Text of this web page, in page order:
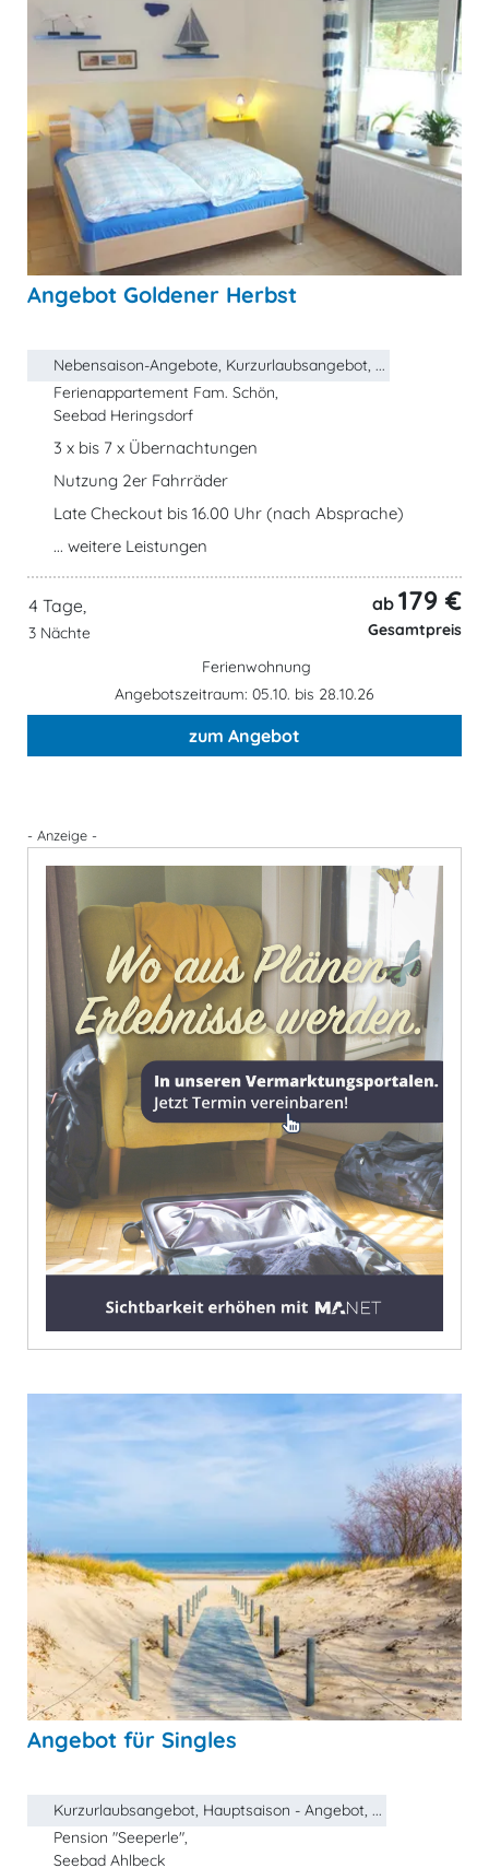
Angebot Goldener Herbst
Nebensaison-Angebote, Kurzurlaubsangebot, ...
Ferienappartement Fam. Schön,
Seebad Heringsdorf
3 x bis 7 x Übernachtungen
Nutzung 2er Fahrräder
Late Checkout bis 16.00 Uhr (nach Absprache)
... weitere Leistungen
4 Tage,
3 Nächte
ab 179 €
Gesamtpreis
Ferienwohnung
Angebotszeitraum: 05.10. bis 28.10.26
zum Angebot
- Anzeige -
Angebot für Singles
Kurzurlaubsangebot, Hauptsaison - Angebot, ...
Pension "Seeperle",
Seebad Ahlbeck